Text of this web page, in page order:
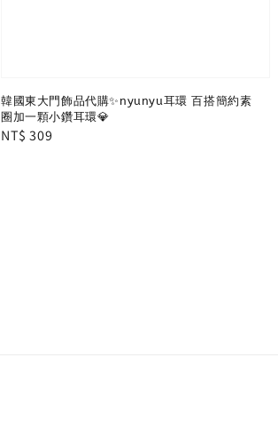
韓國東大門飾品代購✨nyunyu耳環 百搭簡約素
圈加一顆小鑽耳環💎
Regular
NT$ 309